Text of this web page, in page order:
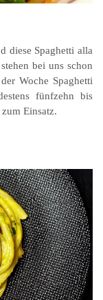
diese Spaghetti alla
bei uns schon
Woche Spaghetti
fünfzehn bis
Einsatz.